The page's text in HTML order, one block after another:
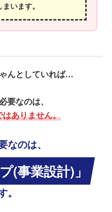
います。
んとしていれば…
要なのは、
ありません。
なのは、
(事業設計)」
。